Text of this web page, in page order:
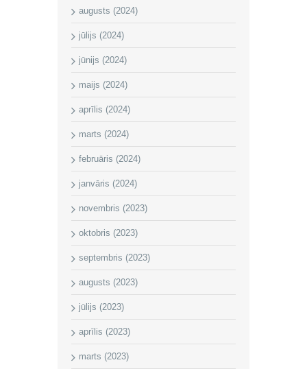
augusts (2024)
jūlijs (2024)
jūnijs (2024)
maijs (2024)
aprīlis (2024)
marts (2024)
februāris (2024)
janvāris (2024)
novembris (2023)
oktobris (2023)
septembris (2023)
augusts (2023)
jūlijs (2023)
aprīlis (2023)
marts (2023)